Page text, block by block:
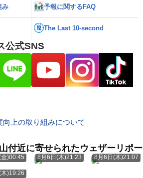
み 予報に関するFAQ
The Last 10-second
公式SNS
向上の取り組みについて
付近に寄せられたウェザーリポ
)00:45 8月6日(木)21:23 8月6日(木)21:07
)19:26